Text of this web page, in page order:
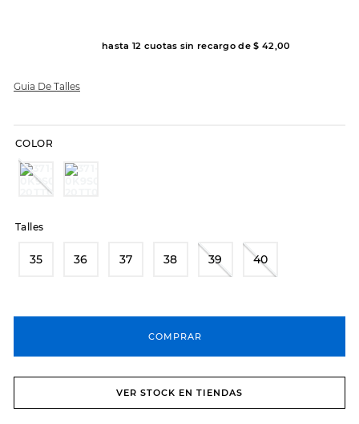
hasta 12 cuotas sin recargo de$ 42,00
Guia De Talles
COLOR
Talles
35 36 37 38 39 40
COMPRAR
VER STOCK EN TIENDAS